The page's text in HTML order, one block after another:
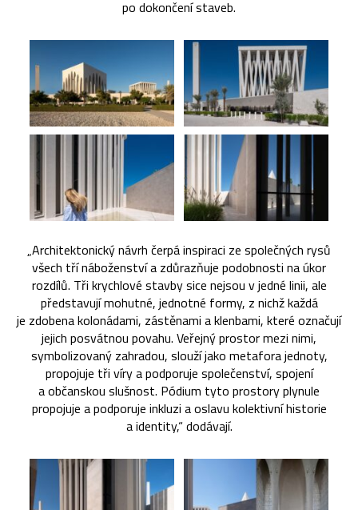
po dokončení staveb.
„Architektonický návrh čerpá inspiraci ze společných rysů
všech tří náboženství a zdůrazňuje podobnosti na úkor
rozdílů. Tři krychlové stavby sice nejsou v jedné linii, ale
představují mohutné, jednotné formy, z nichž každá
je zdobena kolonádami, zástěnami a klenbami, které označují
jejich posvátnou povahu. Veřejný prostor mezi nimi,
symbolizovaný zahradou, slouží jako metafora jednoty,
propojuje tři víry a podporuje společenství, spojení
a občanskou slušnost. Pódium tyto prostory plynule
propojuje a podporuje inkluzi a oslavu kolektivní historie
a identity,“ dodávají.